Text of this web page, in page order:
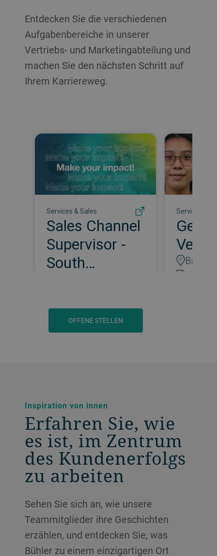
Entdecken Sie die verschiedenen
Aufgabenbereiche in unserer
Vertriebs- und Marketingabteilung und
machen Sie den nächsten Schritt auf
Ihrem Karriereweg.
OFFENE STELLEN
Inspiration von innen
Erfahren Sie, wie
es ist, im Zentrum
des Kundenerfolgs
zu arbeiten
Sehen Sie sich an, wie unsere
Teammitglieder ihre Geschichten
erzählen, und entdecken Sie, was
Bühler zu einem einzigartigen Ort